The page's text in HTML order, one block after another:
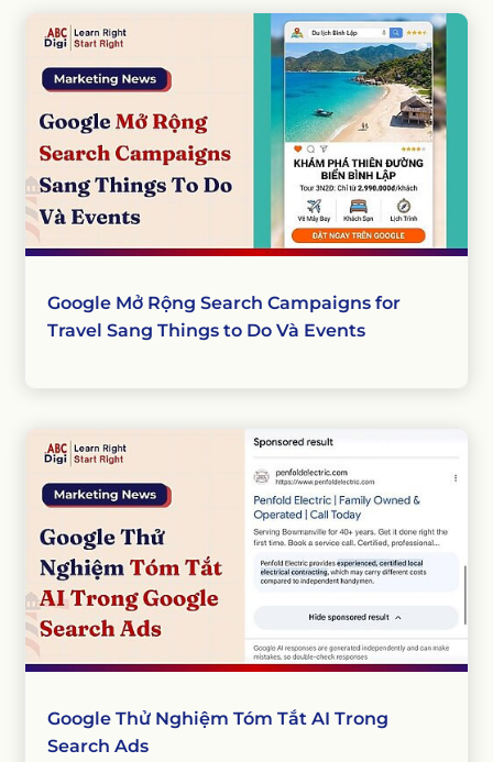
Google Mở Rộng Search Campaigns for
Travel Sang Things to Do Và Events
Google Thử Nghiệm Tóm Tắt AI Trong
Search Ads